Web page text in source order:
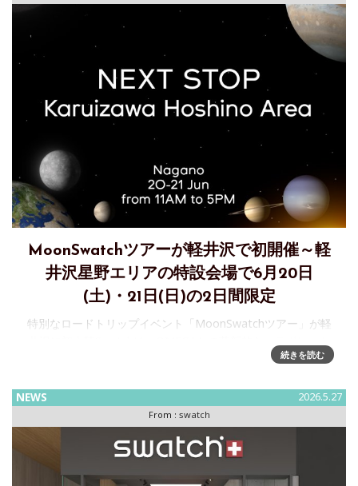
MoonSwatchツアーが軽井沢で初開催～軽
井沢星野エリアの特設会場で6月20日
(土)・21日(日)の2日間限定
特別なロードトリップイベント「MoonSwatchツアー」が軽
ョンにより誕生した「Bioceramic MoonSwatch」コレクショ
続きを読む
NEWS 2026.5.27
From : swatch